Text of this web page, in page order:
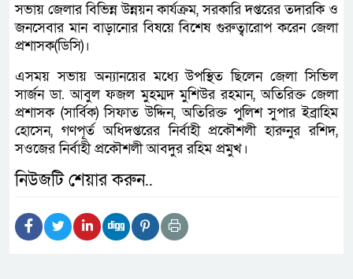
সভায় জেলার বিভিন্ন উন্নয়ন কার্যক্রম, সরকারি দপ্তরের তদারকি ও
জনসেবার মান বাড়ানোর বিষয়ে বিশেষ গুরুত্বারোপ করেন জেলা
প্রশাসক(ডিসি)।
এসময় সভায় অন্যানয়ের মধ্যে উপস্থিত ছিলেন জেলা সিভিল
সার্জন ডা. আবুল ফজল মুহম্মদ মুশিউর রহমান, অতিরিক্ত জেলা
প্রশাসক (সার্বিক) সিফাত উদ্দিন, অতিরিক্ত পুলিশ সুপার ইব্রাহিম
হোসেন, গণপূর্ত অধিদপ্তরের নির্বাহী প্রকৌশলী হারুনুর রশিদ,
সওজের নির্বাহী প্রকৌশলী আবদুর রহিম প্রমুখ।
নিউজটি শেয়ার করুন..